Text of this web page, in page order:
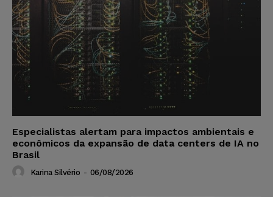
Especialistas alertam para impactos ambientais e
econômicos da expansão de data centers de IA no
Brasil
Karina Silvério - 06/08/2026